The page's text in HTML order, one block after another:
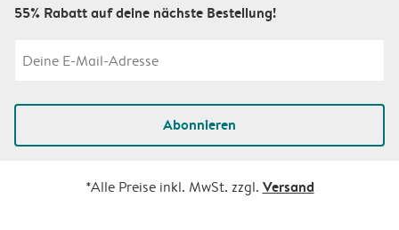
55% Rabatt auf deine nächste Bestellung!
Abonnieren
*Alle Preise inkl. MwSt. zzgl. Versand